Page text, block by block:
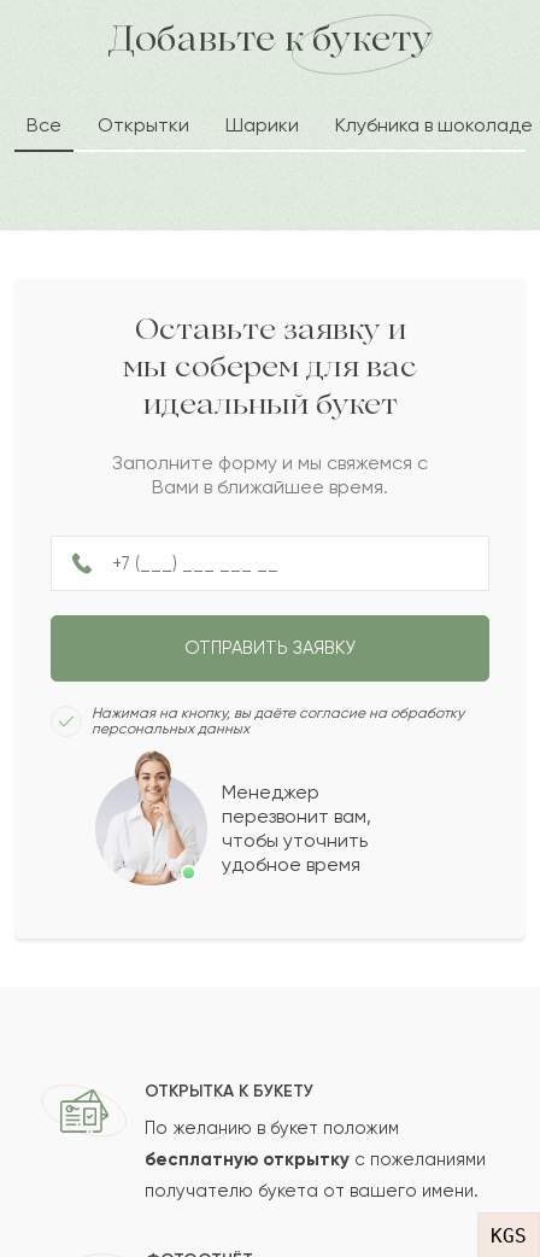
KGS
доставка по городу в течение часа
2024-05-02
З 2024-01-30
Зила
М 2024-01-14
Манзура
2023-11-09
Тлек
Амира
Милена
Д Диша
Нагима
Показать еще
Ваш e-mail
Отзыв
Добавьте к букету
Все Открытки Шарики Клубника в шоколаде
Оставьте заявку и
мы соберем для вас
идеальный букет
Заполните форму и мы свяжемся с
Вами в ближайшее время.
ОТПРАВИТЬ ЗАЯВКУ
Нажимая на кнопку, вы даёте согласие на обработку
персональных данных
Менеджер
перезвонит вам,
чтобы уточнить
удобное время
ОТКРЫТКА К БУКЕТУ
По желанию в букет положим
бесплатную открытку с пожеланиями
получателю букета от вашего имени.